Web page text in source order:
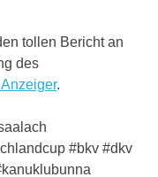
tollen Bericht an
des
.
#bkv #dkv